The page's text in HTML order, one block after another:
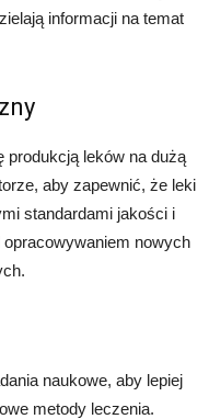
informacji na temat
produkcją leków na dużą
aby zapewnić, że leki
standardami jakości i
nowych
naukowe, aby lepiej
metody leczenia.